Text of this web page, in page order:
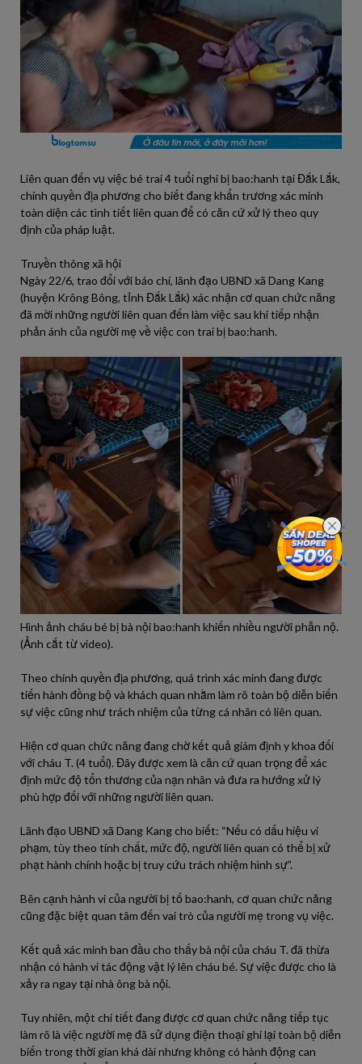
Liên quan đến vụ việc bé trai 4 tuổi nghi bị bao:hanh tại Đắk Lắk,
chính quyền địa phương cho biết đang khẩn trương xác minh
toàn diện các tình tiết liên quan để có căn cứ xử lý theo quy
định của pháp luật.
Truyền thông xã hội
Ngày 22/6, trao đổi với báo chí, lãnh đạo UBND xã Dang Kang
(huyện Krông Bông, tỉnh Đắk Lắk) xác nhận cơ quan chức năng
đã mời những người liên quan đến làm việc sau khi tiếp nhận
phản ánh của người mẹ về việc con trai bị bao:hanh.
Hình ảnh cháu bé bị bà nội bao:hanh khiến nhiều người phẫn nộ.
(Ảnh cắt từ video).
Theo chính quyền địa phương, quá trình xác minh đang được
tiến hành đồng bộ và khách quan nhằm làm rõ toàn bộ diễn biến
sự việc cũng như trách nhiệm của từng cá nhân có liên quan.
Hiện cơ quan chức năng đang chờ kết quả giám định y khoa đối
với cháu T. (4 tuổi). Đây được xem là căn cứ quan trọng để xác
định mức độ tổn thương của nạn nhân và đưa ra hướng xử lý
phù hợp đối với những người liên quan.
Lãnh đạo UBND xã Dang Kang cho biết: “Nếu có dấu hiệu vi
phạm, tùy theo tính chất, mức độ, người liên quan có thể bị xử
phạt hành chính hoặc bị truy cứu trách nhiệm hình sự”.
Bên cạnh hành vi của người bị tố bao:hanh, cơ quan chức năng
cũng đặc biệt quan tâm đến vai trò của người mẹ trong vụ việc.
Kết quả xác minh ban đầu cho thấy bà nội của cháu T. đã thừa
nhận có hành vi tác động vật lý lên cháu bé. Sự việc được cho là
xảy ra ngay tại nhà ông bà nội.
Tuy nhiên, một chi tiết đang được cơ quan chức năng tiếp tục
làm rõ là việc người mẹ đã sử dụng điện thoại ghi lại toàn bộ diễn
biến trong thời gian khá dài nhưng không có hành động can